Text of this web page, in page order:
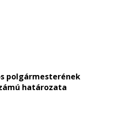
polgármesterének
határozata